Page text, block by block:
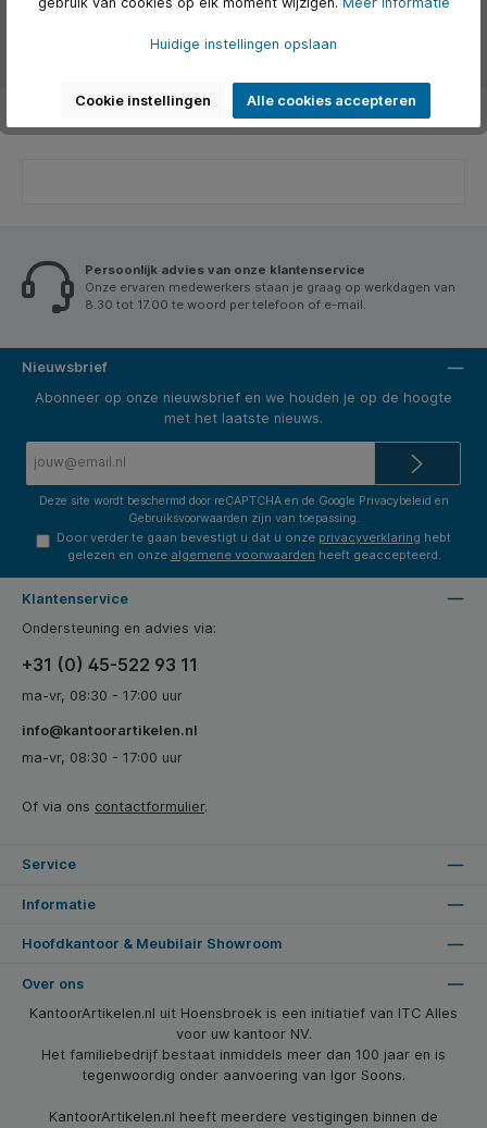
Persoonlijk advies van onze klantenservice
Onze ervaren medewerkers staan je graag op werkdagen van
8.30 tot 17.00 te woord per telefoon of e-mail.
Nieuwsbrief
Abonneer op onze nieuwsbrief en we houden je op de hoogte
met het laatste nieuws.
Deze site wordt beschermd door reCAPTCHA en de Google Privacybeleid en
Gebruiksvoorwaarden zijn van toepassing.
Door verder te gaan bevestigt u dat u onze privacyverklaring hebt
gelezen en onze algemene voorwaarden heeft geaccepteerd.
Klantenservice
Ondersteuning en advies via:
+31 (0) 45-522 93 11
ma-vr, 08:30 - 17:00 uur
info@kantoorartikelen.nl
ma-vr, 08:30 - 17:00 uur
Of via ons contactformulier.
Service
Informatie
Hoofdkantoor & Meubilair Showroom
Over ons
KantoorArtikelen.nl uit Hoensbroek is een initiatief van ITC Alles
voor uw kantoor NV.
Het familiebedrijf bestaat inmiddels meer dan 100 jaar en is
tegenwoordig onder aanvoering van Igor Soons.
KantoorArtikelen.nl heeft meerdere vestigingen binnen de
Huidige instellingen opslaan
Cookie instellingen Alle cookies accepteren